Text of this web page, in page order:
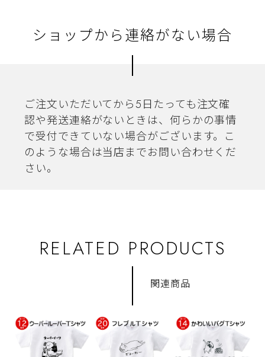
ショップから連絡がない場合
ご注文いただいてから5日たっても注文確
認や発送連絡がないときは、何らかの事情
で受付できていない場合がございます。こ
のような場合は当店までお問い合わせくだ
さい。
RELATED PRODUCTS
関連商品